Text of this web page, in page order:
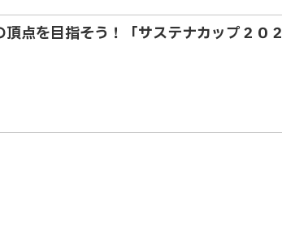
点を目指そう！「サステナカップ２０２